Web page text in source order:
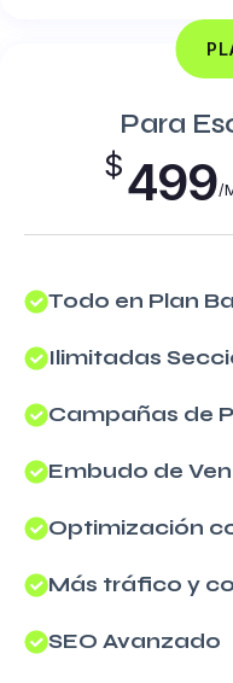
Para
$ 499
/
Todo en Plan
Ilimitadas
Campañas de
Embudo de
Optimización
Más tráfico y
SEO Avanzado